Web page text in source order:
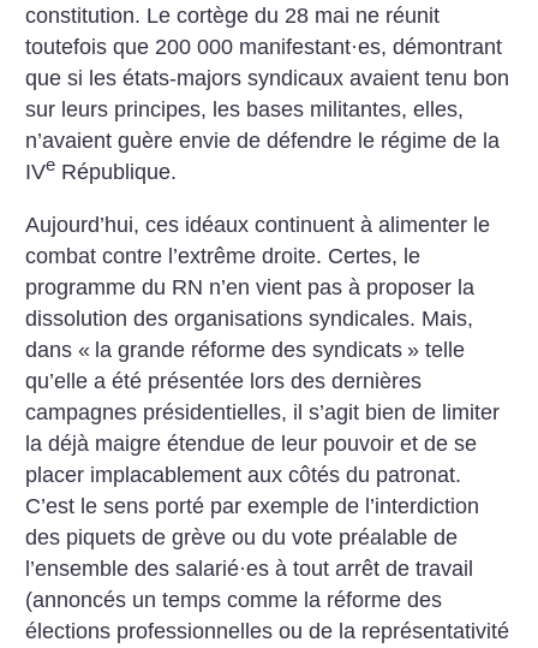
constitution. Le cortège du 28 mai ne réunit
toutefois que 200 000 manifestant·es, démontrant
que si les états-majors syndicaux avaient tenu bon
sur leurs principes, les bases militantes, elles,
n’avaient guère envie de défendre le régime de la
IVe République.
Aujourd’hui, ces idéaux continuent à alimenter le
combat contre l’extrême droite. Certes, le
programme du RN n’en vient pas à proposer la
dissolution des organisations syndicales. Mais,
dans « la grande réforme des syndicats » telle
qu’elle a été présentée lors des dernières
campagnes présidentielles, il s’agit bien de limiter
la déjà maigre étendue de leur pouvoir et de se
placer implacablement aux côtés du patronat.
C’est le sens porté par exemple de l’interdiction
des piquets de grève ou du vote préalable de
l’ensemble des salarié·es à tout arrêt de travail
(annoncés un temps comme la réforme des
élections professionnelles ou de la représentativité